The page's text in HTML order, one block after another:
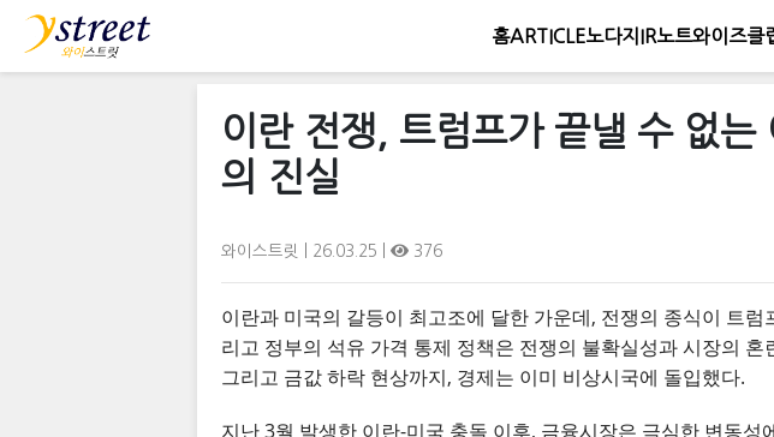
홈ARTICLE노다지IR노트와이즈클
이란 전쟁, 트럼프가 끝낼 수 없는
의 진실
와이스트릿 | 26.03.25 | 376
이란과 미국의 갈등이 최고조에 달한 가운데, 전쟁의 종식이 트
리고 정부의 석유 가격 통제 정책은 전쟁의 불확실성과 시장의
그리고 금값 하락 현상까지, 경제는 이미 비상시국에 돌입했다.
지난 3월 발생한 이란-미국 충돌 이후, 금융시장은 극심한 변동